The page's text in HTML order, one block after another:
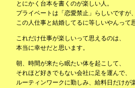
とにかく台本を書くのが楽しい人。
プライベートは「恋愛禁止」らしいですが、
この人仕事と結婚してるに等しいやんって
これだけ仕事が楽しいって思えるのは、
本当に幸せだと思います。
朝、時間が来たら眠たい体を起こして、
それほど好きでもない会社に足を運んで、
ルーティンワークに勤しみ、給料日だけが